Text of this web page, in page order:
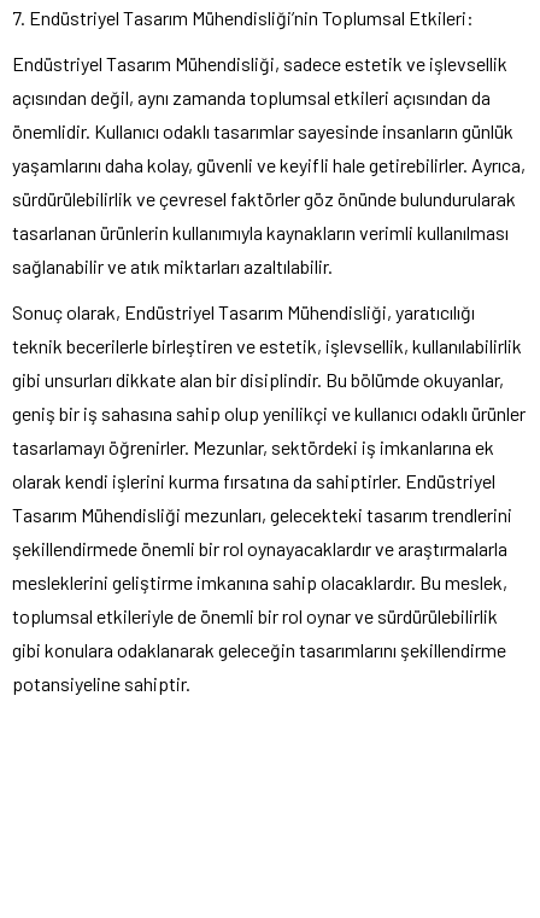
7. Endüstriyel Tasarım Mühendisliği’nin Toplumsal Etkileri:
Endüstriyel Tasarım Mühendisliği, sadece estetik ve işlevsellik
açısından değil, aynı zamanda toplumsal etkileri açısından da
önemlidir. Kullanıcı odaklı tasarımlar sayesinde insanların günlük
yaşamlarını daha kolay, güvenli ve keyifli hale getirebilirler. Ayrıca,
sürdürülebilirlik ve çevresel faktörler göz önünde bulundurularak
tasarlanan ürünlerin kullanımıyla kaynakların verimli kullanılması
sağlanabilir ve atık miktarları azaltılabilir.
Sonuç olarak, Endüstriyel Tasarım Mühendisliği, yaratıcılığı
teknik becerilerle birleştiren ve estetik, işlevsellik, kullanılabilirlik
gibi unsurları dikkate alan bir disiplindir. Bu bölümde okuyanlar,
geniş bir iş sahasına sahip olup yenilikçi ve kullanıcı odaklı ürünler
tasarlamayı öğrenirler. Mezunlar, sektördeki iş imkanlarına ek
olarak kendi işlerini kurma fırsatına da sahiptirler. Endüstriyel
Tasarım Mühendisliği mezunları, gelecekteki tasarım trendlerini
şekillendirmede önemli bir rol oynayacaklardır ve araştırmalarla
mesleklerini geliştirme imkanına sahip olacaklardır. Bu meslek,
toplumsal etkileriyle de önemli bir rol oynar ve sürdürülebilirlik
gibi konulara odaklanarak geleceğin tasarımlarını şekillendirme
potansiyeline sahiptir.